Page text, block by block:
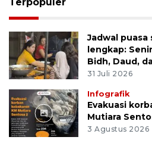
Jadwal puasa
lengkap:
Bidh, Daud,
31 Juli 2026
Infografik
Evakuasi
Mutiara
3 Agustus 2026